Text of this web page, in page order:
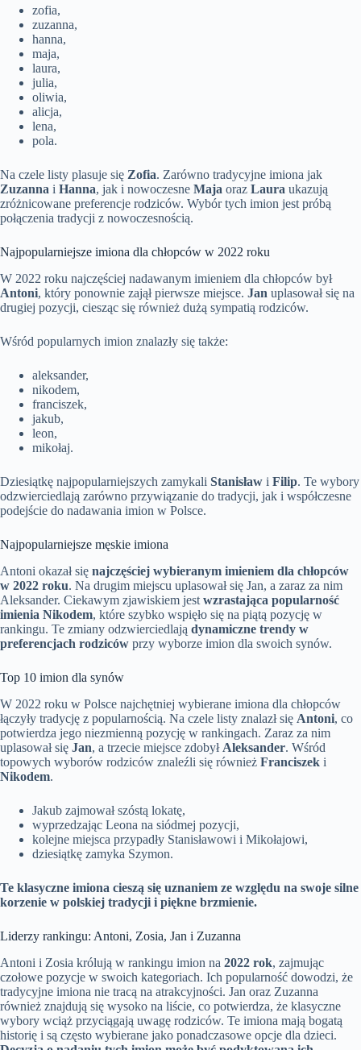
zofia,
zuzanna,
hanna,
maja,
laura,
julia,
oliwia,
alicja,
lena,
pola.
Na czele listy plasuje się Zofia. Zarówno tradycyjne imiona jak
Zuzanna i Hanna, jak i nowoczesne Maja oraz Laura ukazują
zróżnicowane preferencje rodziców. Wybór tych imion jest próbą
połączenia tradycji z nowoczesnością.
Najpopularniejsze imiona dla chłopców w 2022 roku
W 2022 roku najczęściej nadawanym imieniem dla chłopców był
Antoni, który ponownie zajął pierwsze miejsce. Jan uplasował się na
drugiej pozycji, ciesząc się również dużą sympatią rodziców.
Wśród popularnych imion znalazły się także:
aleksander,
nikodem,
franciszek,
jakub,
leon,
mikołaj.
Dziesiątkę najpopularniejszych zamykali Stanisław i Filip. Te wybory
odzwierciedlają zarówno przywiązanie do tradycji, jak i współczesne
podejście do nadawania imion w Polsce.
Najpopularniejsze męskie imiona
Antoni okazał się najczęściej wybieranym imieniem dla chłopców
w 2022 roku. Na drugim miejscu uplasował się Jan, a zaraz za nim
Aleksander. Ciekawym zjawiskiem jest wzrastająca popularność
imienia Nikodem, które szybko wspięło się na piątą pozycję w
rankingu. Te zmiany odzwierciedlają dynamiczne trendy w
preferencjach rodziców przy wyborze imion dla swoich synów.
Top 10 imion dla synów
W 2022 roku w Polsce najchętniej wybierane imiona dla chłopców
łączyły tradycję z popularnością. Na czele listy znalazł się Antoni, co
potwierdza jego niezmienną pozycję w rankingach. Zaraz za nim
uplasował się Jan, a trzecie miejsce zdobył Aleksander. Wśród
topowych wyborów rodziców znaleźli się również Franciszek i
Nikodem.
Jakub zajmował szóstą lokatę,
wyprzedzając Leona na siódmej pozycji,
kolejne miejsca przypadły Stanisławowi i Mikołajowi,
dziesiątkę zamyka Szymon.
Te klasyczne imiona cieszą się uznaniem ze względu na swoje silne
korzenie w polskiej tradycji i piękne brzmienie.
Liderzy rankingu: Antoni, Zosia, Jan i Zuzanna
Antoni i Zosia królują w rankingu imion na 2022 rok, zajmując
czołowe pozycje w swoich kategoriach. Ich popularność dowodzi, że
tradycyjne imiona nie tracą na atrakcyjności. Jan oraz Zuzanna
również znajdują się wysoko na liście, co potwierdza, że klasyczne
wybory wciąż przyciągają uwagę rodziców. Te imiona mają bogatą
historię i są często wybierane jako ponadczasowe opcje dla dzieci.